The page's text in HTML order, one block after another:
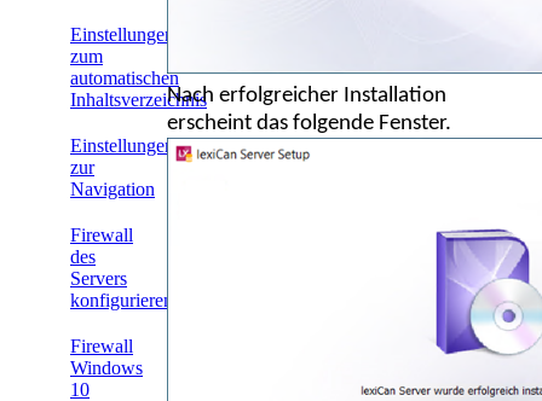
Einstellungen
zum
automatischen
Inhaltsverzeichnis
Einstellungen
zur
Navigation
Firewall
des
Servers
konfigurieren
Firewall
Windows
10
Nach erfolgreicher Installation
erscheint das folgende Fenster.